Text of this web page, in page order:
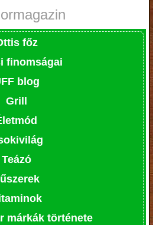
főz
finomságai
blog
Grill
Teázó
márkák története